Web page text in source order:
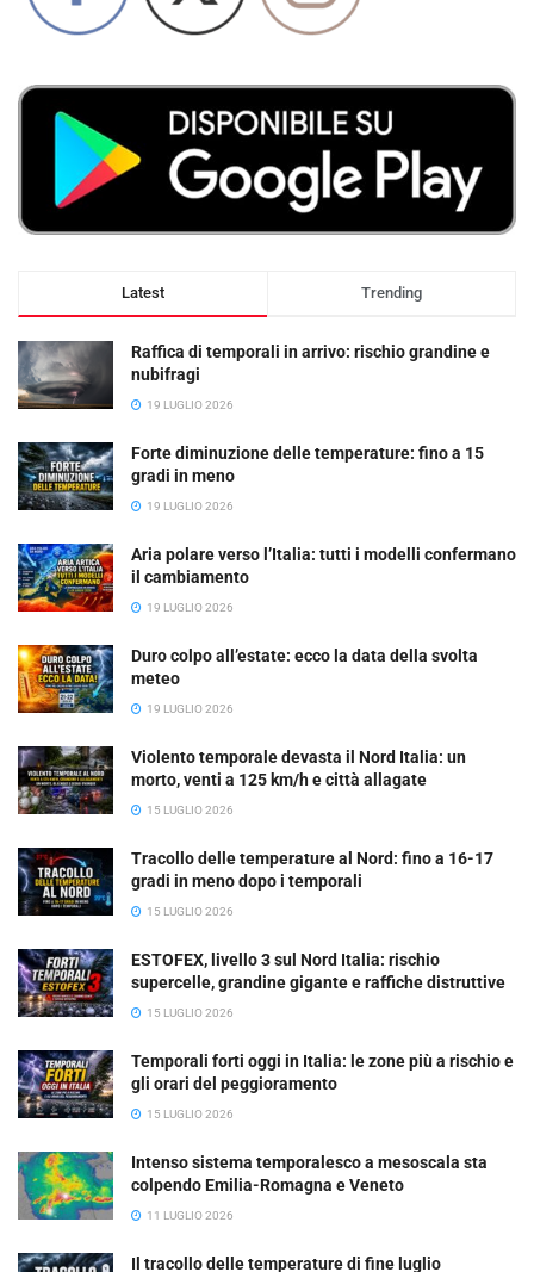
Latest Trending
Raffica di temporali in arrivo: rischio grandine e
nubifragi
19 LUGLIO 2026
Forte diminuzione delle temperature: fino a 15
gradi in meno
19 LUGLIO 2026
Aria polare verso l’Italia: tutti i modelli confermano
il cambiamento
19 LUGLIO 2026
Duro colpo all’estate: ecco la data della svolta
meteo
19 LUGLIO 2026
Violento temporale devasta il Nord Italia: un
morto, venti a 125 km/h e città allagate
15 LUGLIO 2026
Tracollo delle temperature al Nord: fino a 16-17
gradi in meno dopo i temporali
15 LUGLIO 2026
ESTOFEX, livello 3 sul Nord Italia: rischio
supercelle, grandine gigante e raffiche distruttive
15 LUGLIO 2026
Temporali forti oggi in Italia: le zone più a rischio e
gli orari del peggioramento
15 LUGLIO 2026
Intenso sistema temporalesco a mesoscala sta
colpendo Emilia-Romagna e Veneto
11 LUGLIO 2026
Il tracollo delle temperature di fine luglio